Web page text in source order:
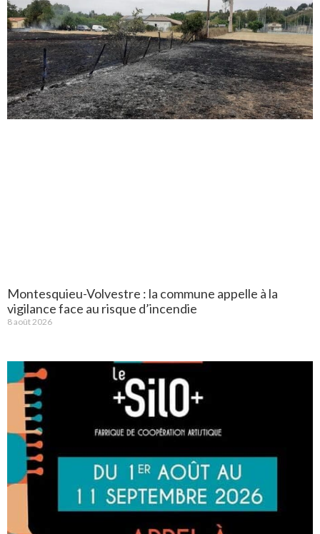
Montesquieu-Volvestre : la commune appelle à la
vigilance face au risque d’incendie
8 août 2026